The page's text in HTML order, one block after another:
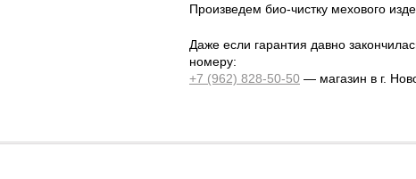
Произведем био-чистку мехового
Даже если гарантия давно
номеру:
+7 (962) 828-50-50 — магазин в г.